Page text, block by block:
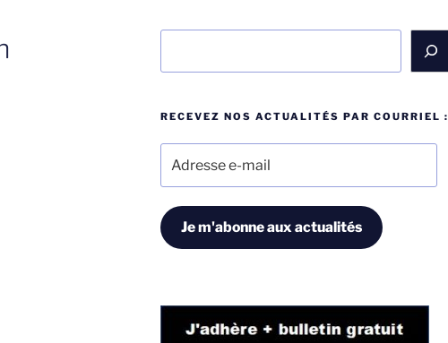
RECEVEZ NOS ACTUALITÉS PAR COURRIEL :
mail
Je m'abonne aux actualités